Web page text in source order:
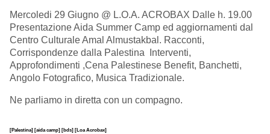
Mercoledi 29 Giugno @ L.O.A. ACROBAX Dalle h. 19.00
Presentazione Aida Summer Camp ed aggiornamenti dal
Centro Culturale Amal Almustakbal. Racconti,
Corrispondenze dalla Palestina Interventi,
Approfondimenti ,Cena Palestinese Benefit, Banchetti,
Angolo Fotografico, Musica Tradizionale.
Ne parliamo in diretta con un compagno.
[Palestina] [aida camp] [bds] [Loa Acrobax]